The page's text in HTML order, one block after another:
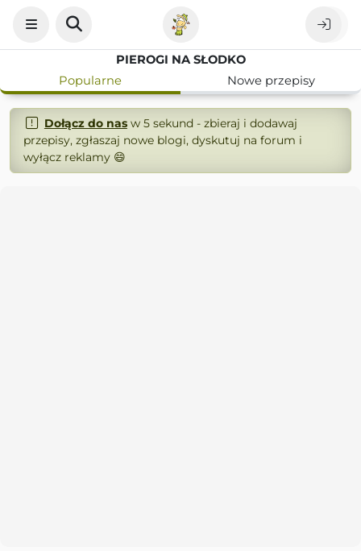
PIEROGI NA SŁODKO
Popularne
Nowe przepisy
Dołącz do nasw 5 sekund - zbieraj i dodawaj
przepisy, zgłaszaj nowe blogi, dyskutuj na forum i
wyłącz reklamy 😄